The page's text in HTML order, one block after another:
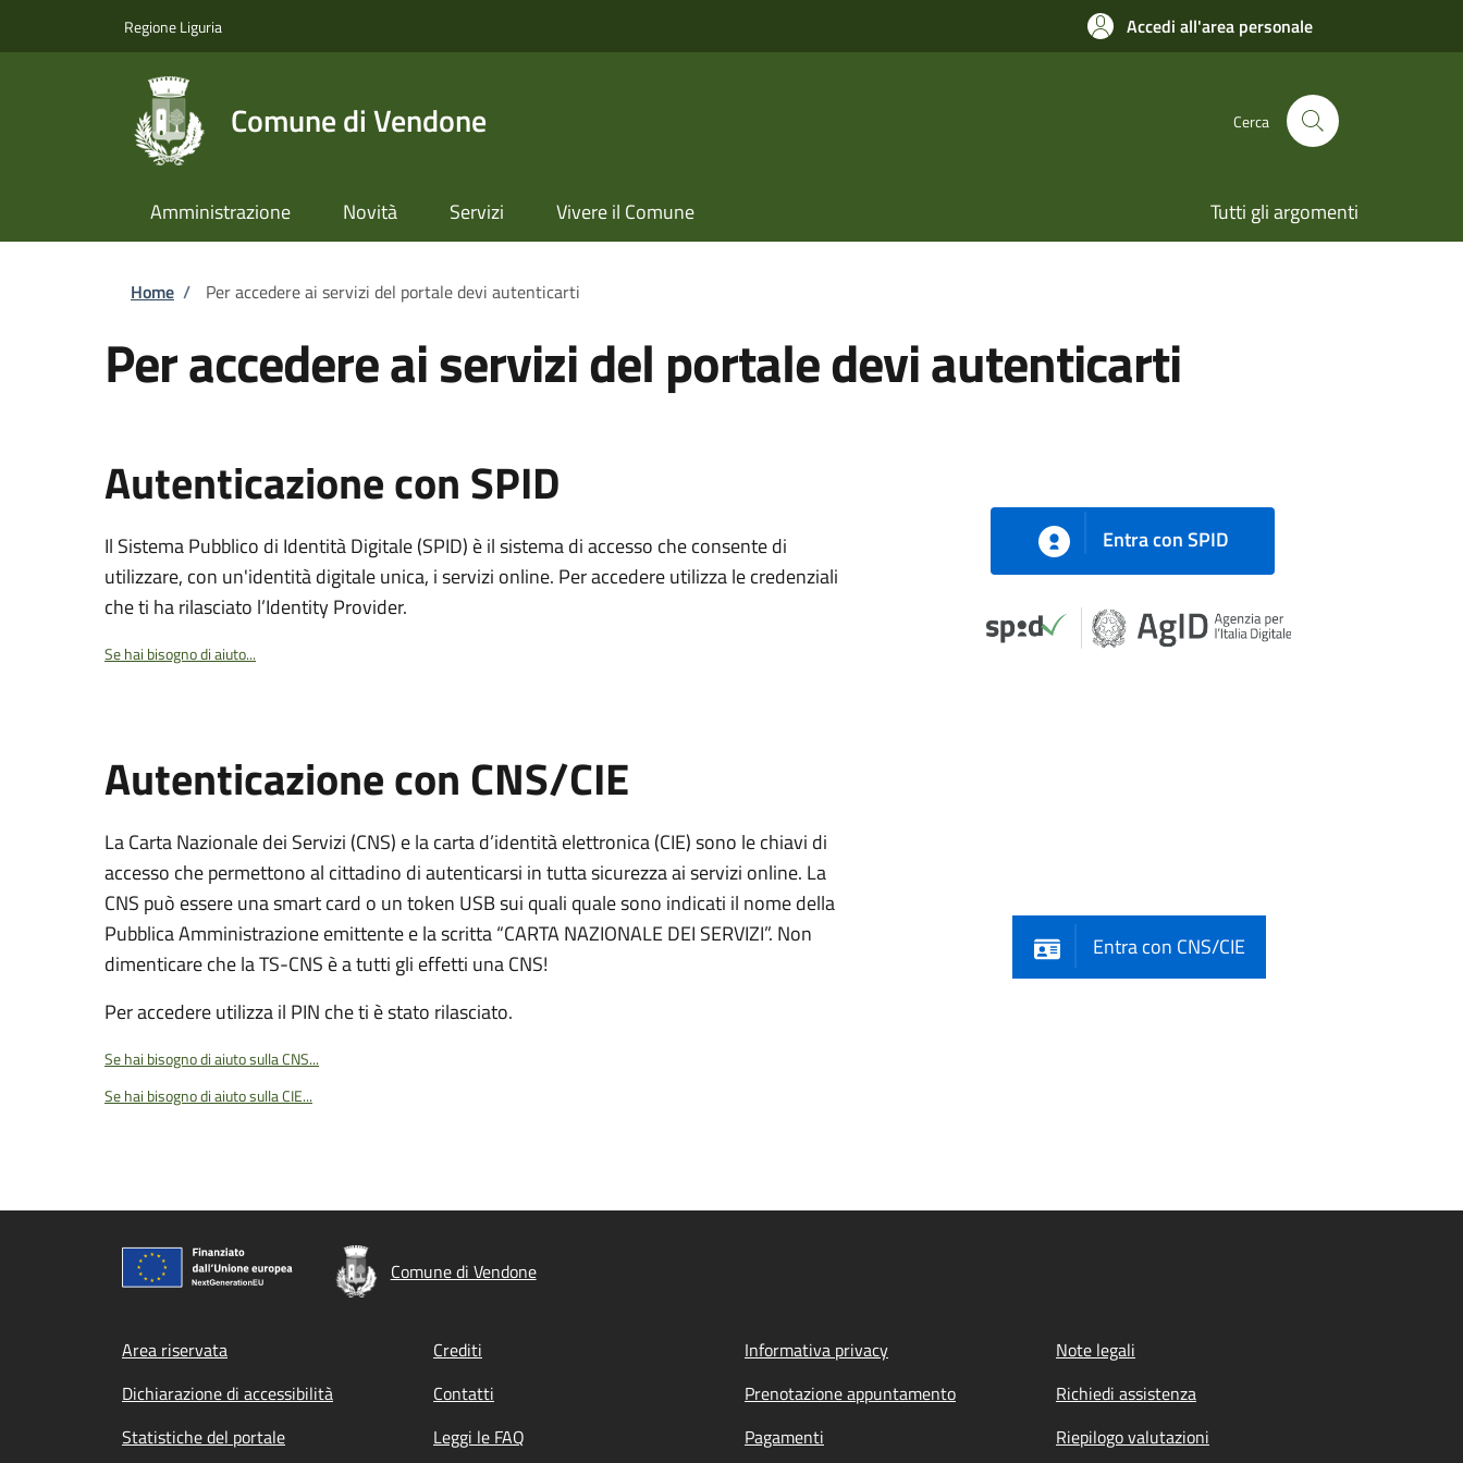
Regione Liguria Accedi all'area personale
Comune di Vendone Cerca
Amministrazione Novità Servizi Vivere il Comune Tutti gli argomenti
Briciole di pane
Home / Per accedere ai servizi del portale devi autenticarti
Per accedere ai servizi del portale devi autenticarti
Autenticazione con SPID
Il Sistema Pubblico di Identità Digitale (SPID) è il sistema di accesso che consente di
utilizzare, con un'identità digitale unica, i servizi online. Per accedere utilizza le credenziali
che ti ha rilasciato l’Identity Provider.
Se hai bisogno di aiuto...
Entra con SPID
Autenticazione con CNS/CIE
La Carta Nazionale dei Servizi (CNS) e la carta d’identità elettronica (CIE) sono le chiavi di
accesso che permettono al cittadino di autenticarsi in tutta sicurezza ai servizi online. La
CNS può essere una smart card o un token USB sui quali quale sono indicati il nome della
Pubblica Amministrazione emittente e la scritta “CARTA NAZIONALE DEI SERVIZI”. Non
dimenticare che la TS-CNS è a tutti gli effetti una CNS!
Per accedere utilizza il PIN che ti è stato rilasciato.
Se hai bisogno di aiuto sulla CNS...
Se hai bisogno di aiuto sulla CIE...
Entra con CNS/CIE
Comune di Vendone
Footer menu
Area riservata Crediti Informativa privacy
Note legali
Dichiarazione di accessibilità
Contatti Prenotazione appuntamento
Richiedi assistenza
Statistiche del portale
Leggi le FAQ Pagamenti Riepilogo valutazioni